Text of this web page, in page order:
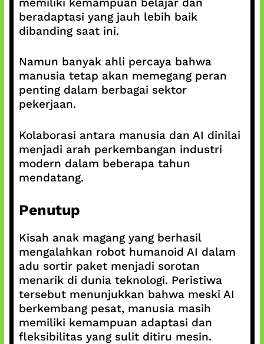
beradaptasi yang jauh lebih baik
dibanding saat ini.
Namun banyak ahli percaya bahwa
manusia tetap akan memegang peran
penting dalam berbagai sektor
pekerjaan.
Kolaborasi antara manusia dan AI dinilai
menjadi arah perkembangan industri
modern dalam beberapa tahun
mendatang.
Penutup
Kisah anak magang yang berhasil
mengalahkan robot humanoid AI dalam
adu sortir paket menjadi sorotan
menarik di dunia teknologi. Peristiwa
tersebut menunjukkan bahwa meski AI
berkembang pesat, manusia masih
memiliki kemampuan adaptasi dan
fleksibilitas yang sulit ditiru mesin.